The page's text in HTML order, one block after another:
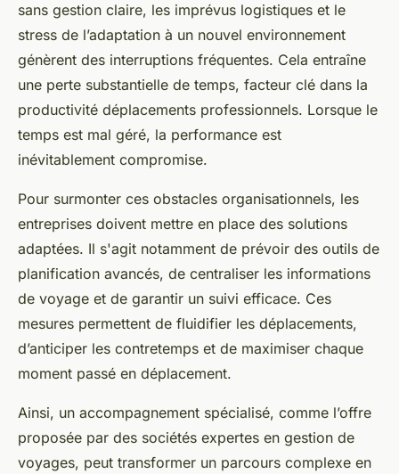
sans gestion claire, les imprévus logistiques et le
stress de l’adaptation à un nouvel environnement
génèrent des interruptions fréquentes. Cela entraîne
une perte substantielle de temps, facteur clé dans la
productivité déplacements professionnels. Lorsque le
temps est mal géré, la performance est
inévitablement compromise.
Pour surmonter ces obstacles organisationnels, les
entreprises doivent mettre en place des solutions
adaptées. Il s'agit notamment de prévoir des outils de
planification avancés, de centraliser les informations
de voyage et de garantir un suivi efficace. Ces
mesures permettent de fluidifier les déplacements,
d’anticiper les contretemps et de maximiser chaque
moment passé en déplacement.
Ainsi, un accompagnement spécialisé, comme l’offre
proposée par des sociétés expertes en gestion de
voyages, peut transformer un parcours complexe en